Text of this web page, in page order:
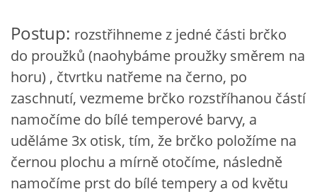
VZDĚLÁVACÍ BLOK LEDEN
VZDĚLÁVACÍ BLOK ÚNOR
VZDĚLÁVACÍ BLOK BŘEZEN
VZDĚLÁVACÍ BLOK DUBEN
Postup: rozstřihneme z jedné části brčko
do proužků (naohybáme proužky směrem na
horu) , čtvrtku natřeme na černo, po
zaschnutí, vezmeme brčko rozstříhanou částí
namočíme do bílé temperové barvy, a
uděláme 3x otisk, tím, že brčko položíme na
černou plochu a mírně otočíme, následně
namočíme prst do bílé tempery a od květu